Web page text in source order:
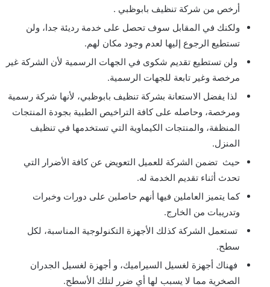
أرخص من شركة تنظيف بابوظبي .
ولكنك في المقابل سوف تحصل على خدمة رديئة جدا، ولن
تستطيع الرجوع إليها لعدم وجود مكان لهم.
ولن تستطيع تقديم شكوى في الجهات الرسمية لأن الشركة غير
مرخصة وغير تابعة للجهات الرسمية.
لذا يفضل الاستعانة بشركة تنظيف بابوظبي، لأنها شركة رسمية
ومرخصة، وحاصله على كافة التراخيص الطبية بجودة المنتجات
المنظفة، والمنتجات الكيماوية التي تستخدمها في تنظيف
المنزل.
حيث تضمن الشركة للعميل التعويض عن كافة الأضرار التي
تحدث أثناء تقديم الخدمة له.
كما يتميز العاملين فيها أنهم حاصلين على دورات وخبرات
وتدريبات من الخارج.
تستعمل الشركة كذلك الأجهزة التكنولوجية المناسبة، لكل
سطح.
فهناك أجهزة لغسيل السيراميك، و أجهزة لغسيل الجدران
الصخرية مما لا يسبب لها أي ضرر لتلك الأسطح.